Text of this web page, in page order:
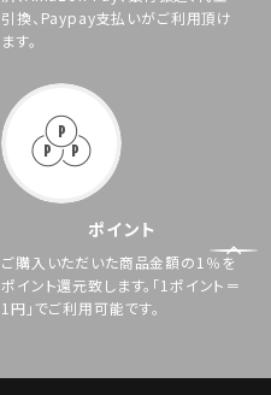
引換、Paypay支払いがご利用頂け
ます。
ポイント
ご購入いただいた商品金額の1％を
ポイント還元致します。「1ポイント＝
1円」でご利用可能です。